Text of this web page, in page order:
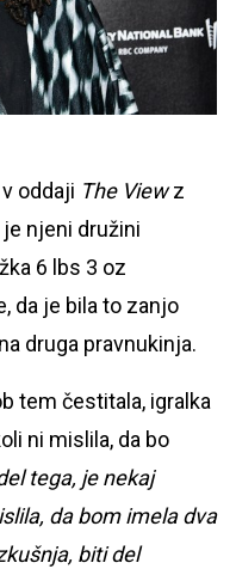
oddaji The Viewz
njeni družini
6 lbs 3 oz
da je bila to zanjo
druga pravnukinja.
tem čestitala, igralka
ni mislila, da bo
tega, je nekaj
da bom imela dva
biti del